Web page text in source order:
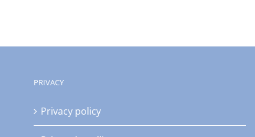
PRIVACY
Privacy policy